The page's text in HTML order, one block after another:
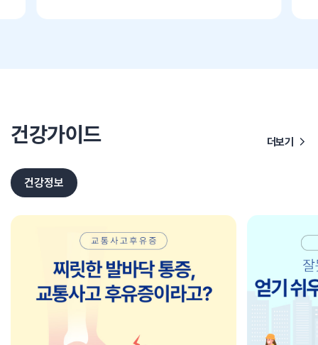
건강가이드 더보기
건강정보